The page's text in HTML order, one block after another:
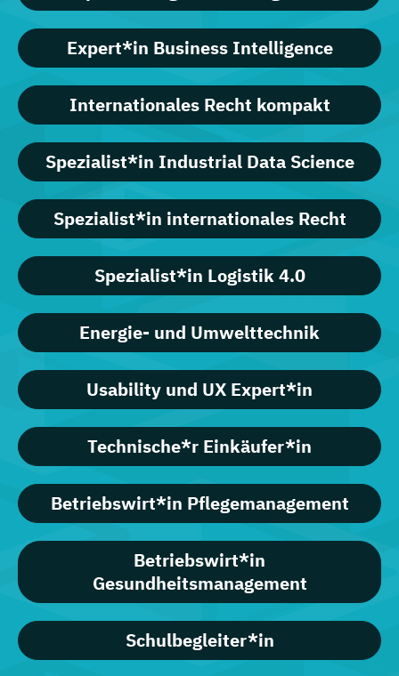
Expert*in Business Intelligence
Internationales Recht kompakt
Spezialist*in Industrial Data Science
Spezialist*in internationales Recht
Spezialist*in Logistik 4.0
Energie- und Umwelttechnik
Usability und UX Expert*in
Technische*r Einkäufer*in
Betriebswirt*in Pflegemanagement
Betriebswirt*in
Gesundheitsmanagement
Schulbegleiter*in